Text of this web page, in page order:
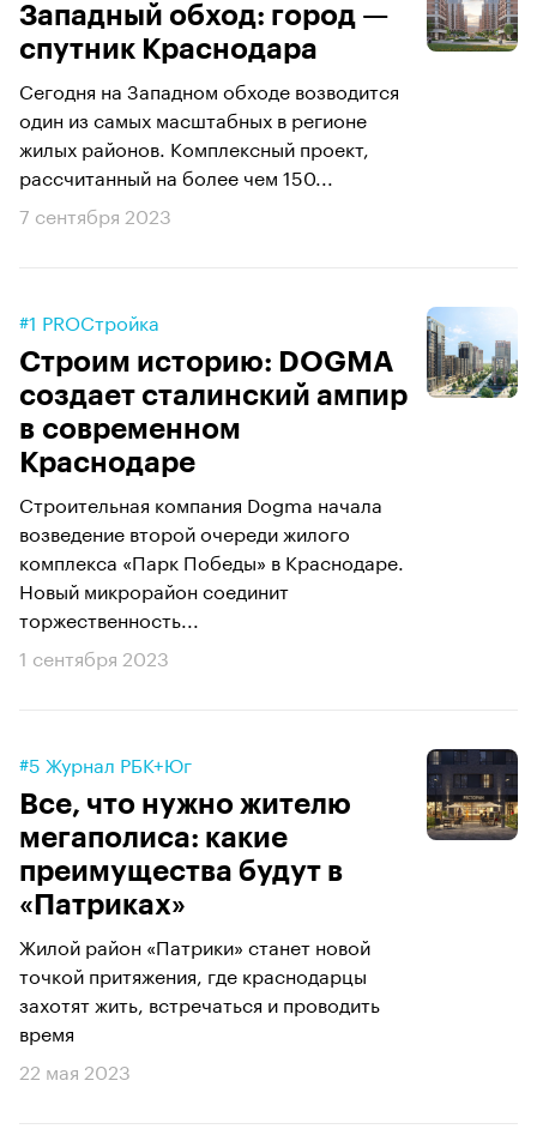
Западный обход: город —
спутник Краснодара
​​​​​​​Сегодня на Западном обходе возводится
один из самых масштабных в регионе
жилых районов. Комплексный проект,
рассчитанный на более чем 150...
7 сентября 2023
#1 PROСтройка
Строим историю: DOGMA
создает сталинский ампир
в современном
Краснодаре
Строительная компания Dogma начала
возведение второй очереди жилого
комплекса «Парк Победы» в Краснодаре.
Новый микрорайон соединит
торжественность...
1 сентября 2023
#5 Журнал РБК+Юг
Все, что нужно жителю
мегаполиса: какие
преимущества будут в
«Патриках»
Жилой район «Патрики» станет новой
точкой притяжения, где краснодарцы
захотят жить, встречаться и проводить
время
22 мая 2023